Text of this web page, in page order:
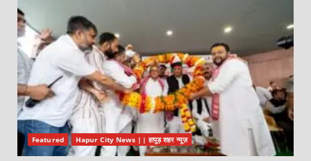
Featured Hapur City News || हापुड़ शहर न्यूज़